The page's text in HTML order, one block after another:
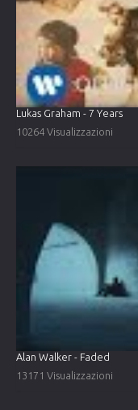
Lukas Graham - 7 Years
10264 Visualizzazioni
Alan Walker - Faded
13171 Visualizzazioni